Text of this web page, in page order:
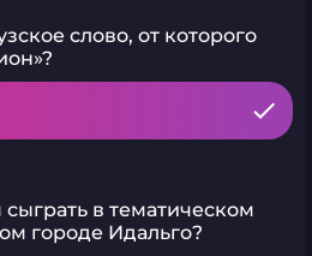
слово, от которого
сыграть в тематическом
городе Идальго?